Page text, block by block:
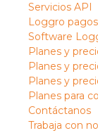
Servicios API
Loggro pagos
Software
Planes y
Planes y
Planes y
Planes para
Contáctanos
Trabaja con